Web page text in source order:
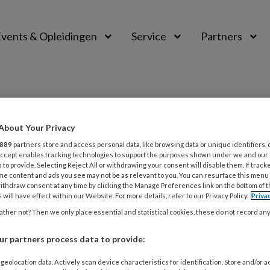
& Opleidingen Service Partners
2025 ACHTERGROND GEHANDICAPTENZORG
tussen individu en gemeenschap
neiging om radicaal afstand te nemen van eerdere
Your Privacy
889 partners store and access personal data, like browsing data or unique identifiers,
enables tracking technologies to support the purposes shown under we and
to provide. Selecting Reject All or withdrawing your consent will disable them. If
content and ads you see may not be as relevant to you. You can resurface this
consent at any time by clicking the Manage Preferences link on the bottom of
will have effect within our Website. For more details, refer to our Privacy Policy.
not? Then we only place essential and statistical cookies, these do not record
partners process data to provide:
data. Actively scan device characteristics for identification. Store and/or